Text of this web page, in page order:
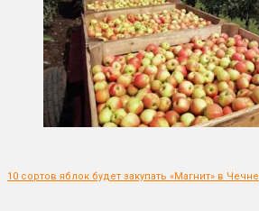
10 сортов яблок будет закупать «Магнит» в Чечне